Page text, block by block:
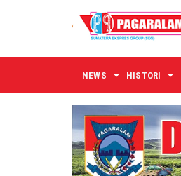
NEWS HISTORI